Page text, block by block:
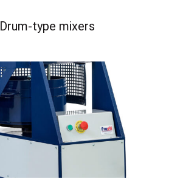
Drum-type mixers